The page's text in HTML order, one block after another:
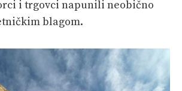
i trgovci napunili neobično
blagom.